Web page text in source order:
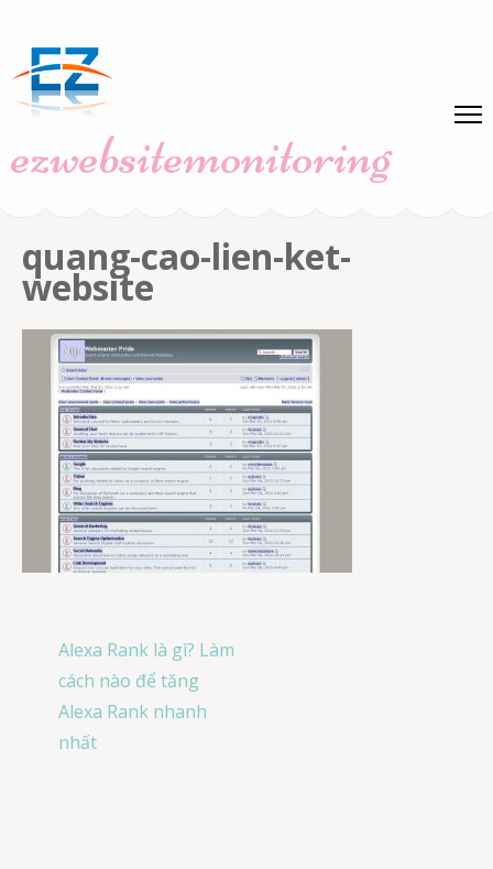
content
(Press
ezwebsitemonitoring
quang-cao-lien-ket-
website
Post
navigation
Alexa Rank là gì? Làm
cách nào để tăng
Alexa Rank nhanh
nhất